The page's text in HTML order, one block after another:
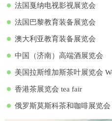
期
法国戛纳电视影视展览会
法国巴黎教育装备展览会
澳大利亚教育装备展览会
中国（济南）高端酒展览会
美国拉斯维加斯茶叶展览会
香港茶展览会 tea fair